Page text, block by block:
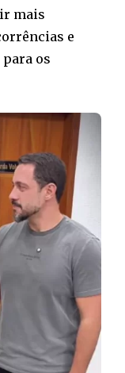
mais
e
os